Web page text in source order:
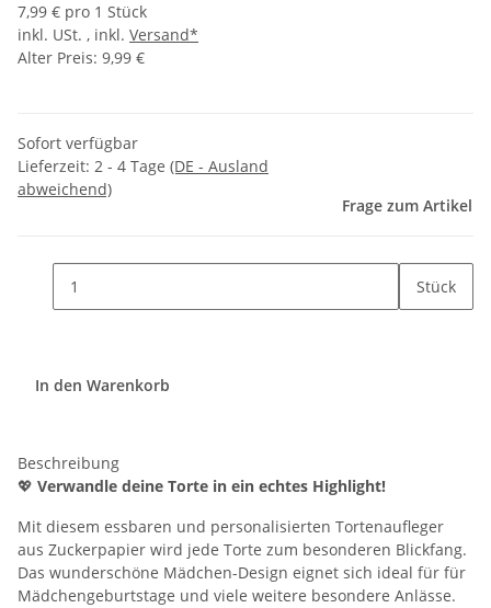
7,99 € pro 1 Stück
inkl. USt. , inkl. Versand*
Alter Preis: 9,99 €
Sofort verfügbar
Lieferzeit: 2 - 4 Tage (DE - Ausland
abweichend)
Frage zum Artikel
Stück
In den Warenkorb
Beschreibung
💖 Verwandle deine Torte in ein echtes Highlight!
Mit diesem essbaren und personalisierten Tortenaufleger
aus Zuckerpapier wird jede Torte zum besonderen Blickfang.
Das wunderschöne Mädchen-Design eignet sich ideal für für
Mädchengeburtstage und viele weitere besondere Anlässe.